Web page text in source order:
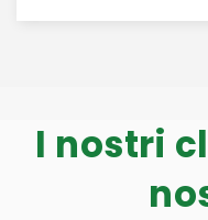
I nostri